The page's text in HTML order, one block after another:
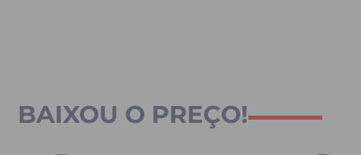
BAIXOU O PREÇO!